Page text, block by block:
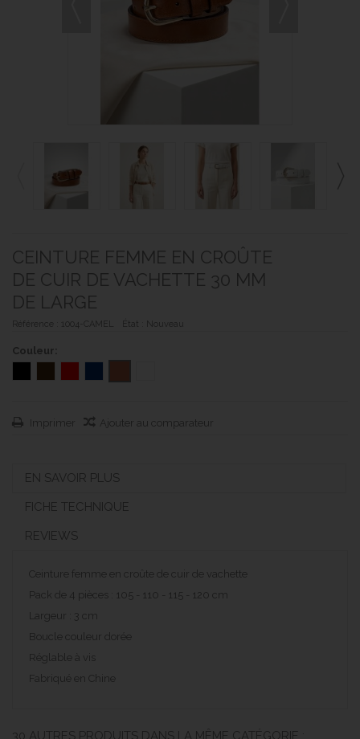
CEINTURE FEMME EN CROÛTE
DE CUIR DE VACHETTE 30 MM
DE LARGE
Référence : 1004-CAMEL État : Nouveau
Couleur:
Imprimer Ajouter au comparateur
EN SAVOIR PLUS
FICHE TECHNIQUE
REVIEWS
Ceinture femme en croûte de cuir de vachette
Pack de 4 pièces : 105 - 110 - 115 - 120 cm
Largeur : 3 cm
Boucle couleur dorée
Réglable à vis
Fabriqué en Chine
30 AUTRES PRODUITS DANS LA MÊME CATÉGORIE :